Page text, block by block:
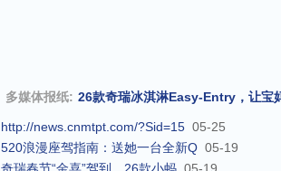
多媒体报纸: 26款奇瑞冰淇淋Easy-Entry，让宝
http://news.cnmtpt.com/?Sid=15 05-25
520浪漫座驾指南：送她一台全新Q 05-19